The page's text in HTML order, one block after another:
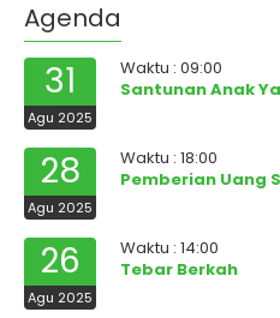
Agenda
31
Agu 2025
Waktu : 09:00
Santunan Anak
28
Agu 2025
Waktu : 18:00
Pemberian Uang
26
Agu 2025
Waktu : 14:00
Tebar Berkah